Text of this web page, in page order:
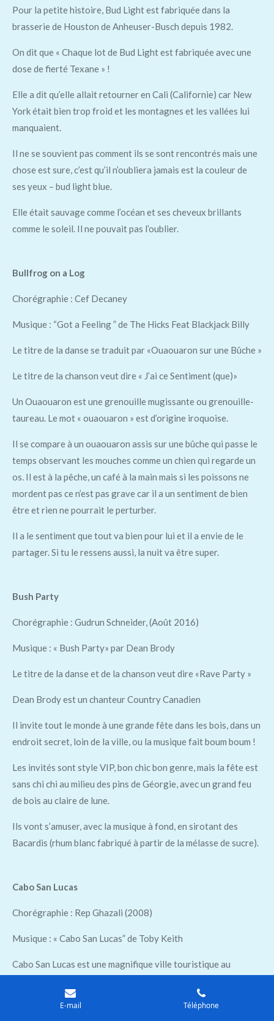
Pour la petite histoire, Bud Light est fabriquée dans la
brasserie de Houston de Anheuser-Busch depuis 1982.
On dit que « Chaque lot de Bud Light est fabriquée avec une
dose de fierté Texane » !
Elle a dit qu’elle allait retourner en Cali (Californie) car New
York était bien trop froid et les montagnes et les vallées lui
manquaient.
Il ne se souvient pas comment ils se sont rencontrés mais une
chose est sure, c’est qu’il n’oubliera jamais est la couleur de
ses yeux – bud light blue.
Elle était sauvage comme l’océan et ses cheveux brillants
comme le soleil. Il ne pouvait pas l’oublier.
Bullfrog on a Log
Chorégraphie : Cef Decaney
Musique : “Got a Feeling ” de The Hicks Feat Blackjack Billy
Le titre de la danse se traduit par «Ouaouaron sur une Bûche »
Le titre de la chanson veut dire « J’ai ce Sentiment (que)»
Un Ouaouaron est une grenouille mugissante ou grenouille-
taureau. Le mot « ouaouaron » est d’origine iroquoise.
Il se compare à un ouaouaron assis sur une bûche qui passe le
temps observant les mouches comme un chien qui regarde un
os. Il est à la pêche, un café à la main mais si les poissons ne
mordent pas ce n’est pas grave car il a un sentiment de bien
être et rien ne pourrait le perturber.
Il a le sentiment que tout va bien pour lui et il a envie de le
partager. Si tu le ressens aussi, la nuit va être super.
Bush Party
Chorégraphie : Gudrun Schneider, (Août 2016)
Musique : « Bush Party» par Dean Brody
Le titre de la danse et de la chanson veut dire «Rave Party »
Dean Brody est un chanteur Country Canadien
Il invite tout le monde à une grande fête dans les bois, dans un
endroit secret, loin de la ville, ou la musique fait boum boum !
Les invités sont style VIP, bon chic bon genre, mais la fête est
sans chi chi au milieu des pins de Géorgie, avec un grand feu
de bois au claire de lune.
Ils vont s’amuser, avec la musique à fond, en sirotant des
Bacardis (rhum blanc fabriqué à partir de la mélasse de sucre).
Cabo San Lucas
Chorégraphie : Rep Ghazali (2008)
Musique : « Cabo San Lucas” de Toby Keith
Cabo San Lucas est une magnifique ville touristique au
pour y mener une vie de détente. Il a acheté une guitare,
chante ses chansons dans un bar en ville … et invite celle qu’il
E-mail Téléphone